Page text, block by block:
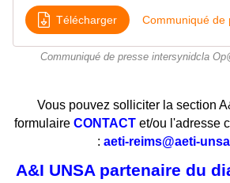
Télécharger
Communiqué de presse intersynidcla
Vous pouvez solliciter la section
formulaire CONTACT et/ou l'adresse
: aeti-reims@aeti-
A&I UNSA partenaire du